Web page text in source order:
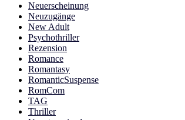
Neuerscheinung
Neuzugänge
New Adult
Psychothriller
Rezension
Romance
Romantasy
RomanticSuspense
RomCom
TAG
Thriller